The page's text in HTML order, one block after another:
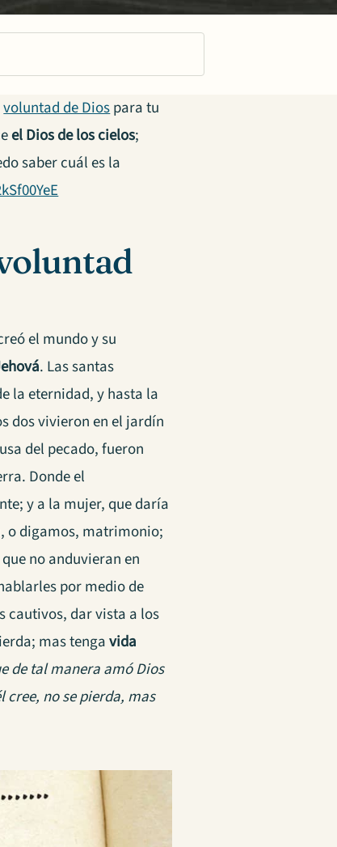
voluntad de Diospara tu
el Dios de los cielos;
saber cuál es la
el mundo y su
. Las santas
la eternidad, y hasta la
dos vivieron en el jardín
del pecado, fueron
Donde el
y a la mujer, que daría
o digamos, matrimonio;
no anduvieran en
por medio de
cautivos, dar vista a los
mas tengavida
de tal manera amó Dios
cree, no se pierda, mas